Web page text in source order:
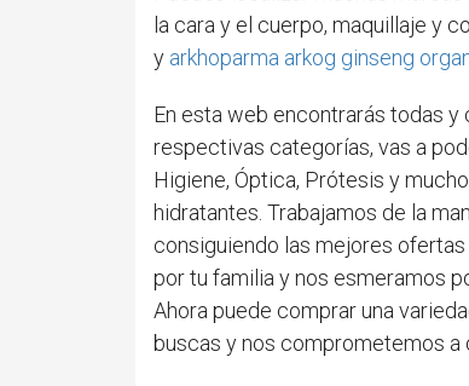
la cara y el cuerpo, maquillaje y
y arkhoparma arkog ginseng
En esta web encontrarás todas y
respectivas categorías, vas a
Higiene, Óptica, Prótesis y
hidratantes. Trabajamos de la
consiguiendo las mejores
por tu familia y nos esmeramos
Ahora puede comprar una
buscas y nos comprometemos